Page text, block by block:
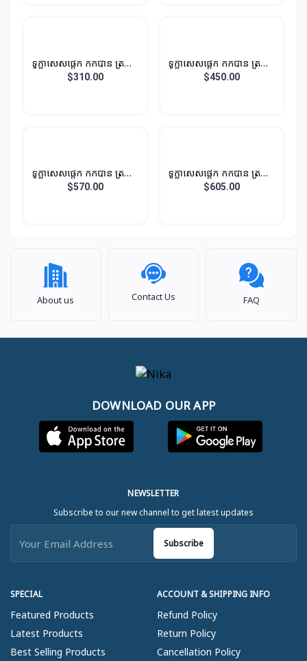
ទូក្លាសេសផ្តេក កកបាន ត្រជាក់
បាន
$310.00
ទូក្លាសេសផ្តេក កកបាន ត្រជាក់
បាន
$450.00
ទូក្លាសេសផ្តេក កកបាន ត្រជាក់
បាន
$570.00
ទូក្លាសេសផ្តេក កកបាន ត្រជាក់
បាន
$605.00
About us Contact Us FAQ
DOWNLOAD OUR APP
SPECIAL
Featured Products
Latest Products
Best Selling Products
ACCOUNT & SHIPPING INFO
Refund Policy
Return Policy
Cancellation Policy
NEWSLETTER
Subscribe to our new channel to get latest updates
Subscribe